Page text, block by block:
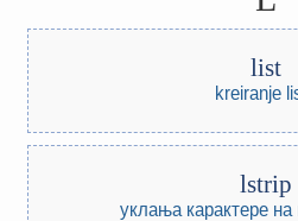
list
kreiranje
lstrip
уклања карактере на